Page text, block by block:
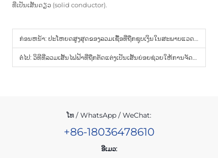
ທີ່ເປັນເສັ້ນດຽວ (solid conductor).
ກ່ອນຫນ້າ: ປະໂຫຍດສູງສຸດຂອງລວມເຊື້ອທີ່ຖືກຊຸບເງິນໃນສະພາບແວດລ້ອມທີ່ຮຸນແຮງ
ຕໍ່ໄປ: ວິທີທີ່ລວມເສັ້ນໄຟຟ້າທີ່ຖືກຕັດແຕ່ງເປັນເສັ້ນຍ່ອຍຊ່ວຍໃຫ້ການຈັດເສັ້ນໄຟຟ້າໃນບ່ອນທີ່ຄັບແຄບ
ໂທ / WhatsApp / WeChat:
+86-18036478610
ອີເມວ: